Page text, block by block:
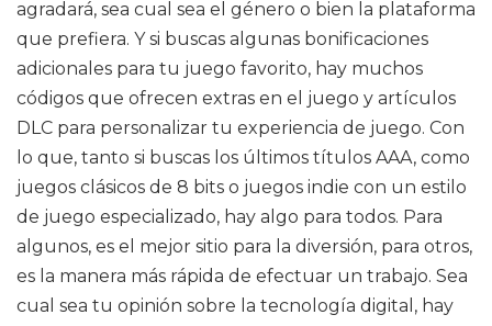
agradará, sea cual sea el género o bien la plataforma
que prefiera. Y si buscas algunas bonificaciones
adicionales para tu juego favorito, hay muchos
códigos que ofrecen extras en el juego y artículos
DLC para personalizar tu experiencia de juego. Con
lo que, tanto si buscas los últimos títulos AAA, como
juegos clásicos de 8 bits o juegos indie con un estilo
de juego especializado, hay algo para todos. Para
algunos, es el mejor sitio para la diversión, para otros,
es la manera más rápida de efectuar un trabajo. Sea
cual sea tu opinión sobre la tecnología digital, hay